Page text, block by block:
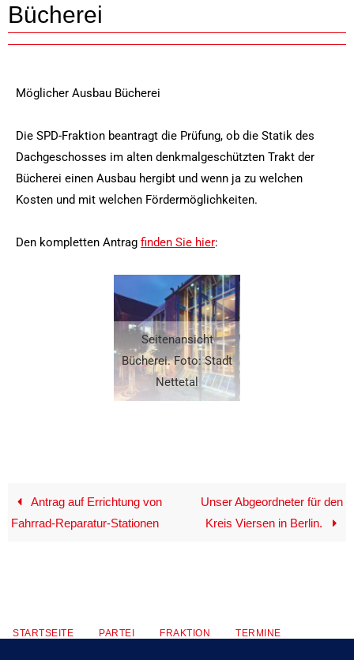
Bücherei
Möglicher Ausbau Bücherei
Die SPD-Fraktion beantragt die Prüfung, ob die Statik des
Dachgeschosses im alten denkmalgeschützten Trakt der
Bücherei einen Ausbau hergibt und wenn ja zu welchen
Kosten und mit welchen Fördermöglichkeiten.
Den kompletten Antrag finden Sie hier:
Seitenansicht
Bücherei. Foto: Stadt
Nettetal
Antrag auf Errichtung von
Fahrrad-Reparatur-Stationen
Unser Abgeordneter für den
Kreis Viersen in Berlin.
STARTSEITE PARTEI FRAKTION TERMINE